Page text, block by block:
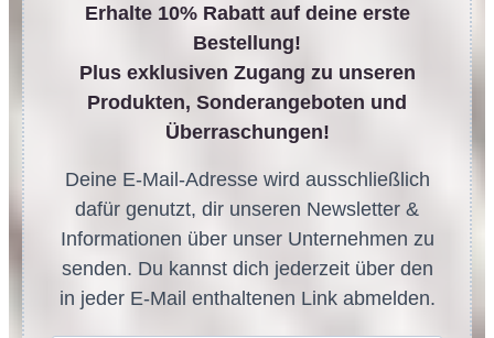
Erhalte 10% Rabatt auf deine erste
Bestellung!
Plus exklusiven Zugang zu unseren
Produkten, Sonderangeboten und
Überraschungen!
Deine E-Mail-Adresse wird ausschließlich
dafür genutzt, dir unseren Newsletter &
Informationen über unser Unternehmen zu
senden. Du kannst dich jederzeit über den
in jeder E-Mail enthaltenen Link abmelden.